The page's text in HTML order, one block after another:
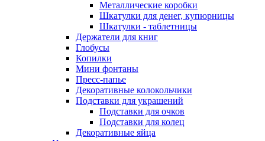
Металлические коробки
Шкатулки для денег, купюрницы
Шкатулки - таблетницы
Держатели для книг
Глобусы
Копилки
Мини фонтаны
Пресс-папье
Декоративные колокольчики
Подставки для украшений
Подставки для очков
Подставки для колец
Декоративные яйца